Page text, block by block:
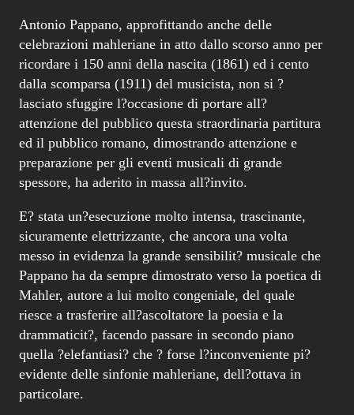
Antonio Pappano, approfittando anche delle
celebrazioni mahleriane in atto dallo scorso anno per
ricordare i 150 anni della nascita (1861) ed i cento
dalla scomparsa (1911) del musicista, non si ?
lasciato sfuggire l?occasione di portare all?
attenzione del pubblico questa straordinaria partitura
ed il pubblico romano, dimostrando attenzione e
preparazione per gli eventi musicali di grande
spessore, ha aderito in massa all?invito.
E? stata un?esecuzione molto intensa, trascinante,
sicuramente elettrizzante, che ancora una volta
messo in evidenza la grande sensibilit? musicale che
Pappano ha da sempre dimostrato verso la poetica di
Mahler, autore a lui molto congeniale, del quale
riesce a trasferire all?ascoltatore la poesia e la
drammaticit?, facendo passare in secondo piano
quella ?elefantiasi? che ? forse l?inconveniente pi?
evidente delle sinfonie mahleriane, dell?ottava in
particolare.